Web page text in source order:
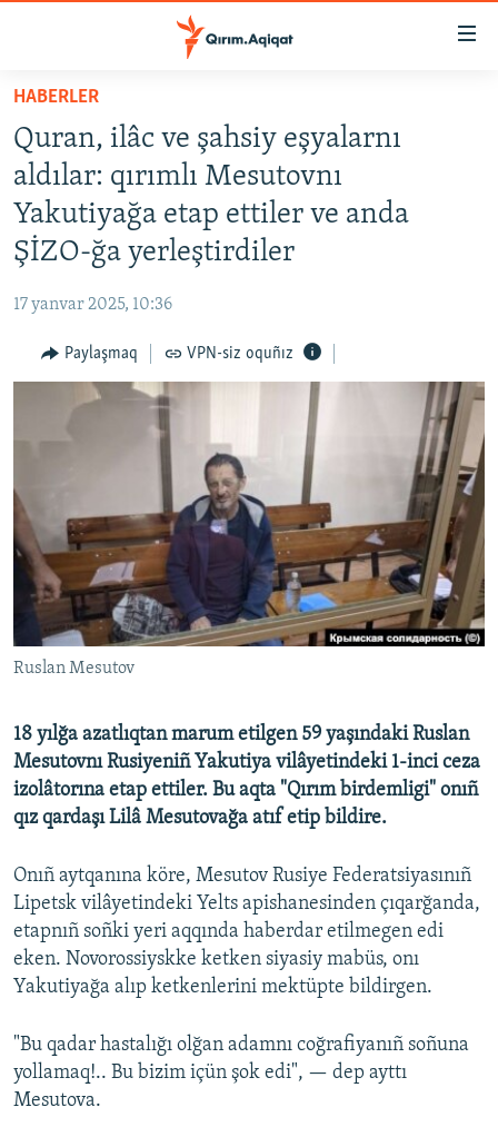
Esas
qaytmaq
Baş
navigatsiyağa
qaytmaq
Qıdıruvğa
SİYASET
İQTİSADİYAT
CEMİYET
İNSAN AQLARI
VİDEO
BLOGLAR
Русский
Українською
QOŞULIÑIZ!
RFE/RS bütün saytları
HABERLER
Quran, ilâc ve şahsiy eşyalarnı
aldılar: qırımlı Mesutovnı
Yakutiyağa etap ettiler ve anda
ŞİZO-ğa yerleştirdiler
17 yanvar 2025, 10:36
Paylaşmaq VPN-siz oquñız
Ruslan Mesutov
18 yılğa azatlıqtan marum etilgen 59 yaşındaki Ruslan
Mesutovnı Rusiyeniñ Yakutiya vilâyetindeki 1-inci ceza
izolâtorına etap ettiler. Bu aqta "Qırım birdemligi" onıñ
qız qardaşı Lilâ Mesutovağa atıf etip bildire.
Onıñ aytqanına köre, Mesutov Rusiye Federatsiyasınıñ
Lipetsk vilâyetindeki Yelts apishanesinden çıqarğanda,
etapnıñ soñki yeri aqqında haberdar etilmegen edi
eken. Novorossiyskke ketken siyasiy mabüs, onı
Yakutiyağa alıp ketkenlerini mektüpte bildirgen.
"Bu qadar hastalığı olğan adamnı coğrafiyanıñ soñuna
yollamaq!.. Bu bizim içün şok edi", — dep ayttı
Mesutova.